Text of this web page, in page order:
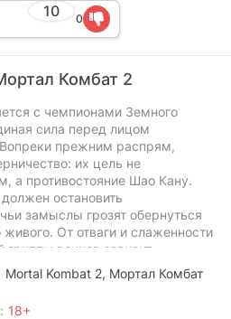
10 0
Комбат 2
с чемпионами Земного
сила перед лицом
прежним распрям,
их цель не
а противостояние Шао Кану.
остановить
замыслы грозят обернуться
От отваги и слаженности
группы воинов зависит,
царства или оно падёт
Mortal Kombat 2, Мортал Комбат
18+